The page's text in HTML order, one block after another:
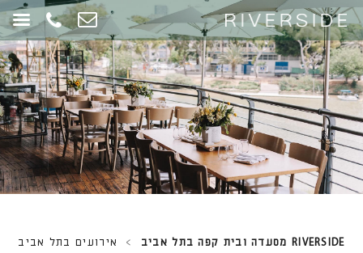
RIVERSIDE מסעדה ובית קפה בתל אביב >
אירועים בתל אביב